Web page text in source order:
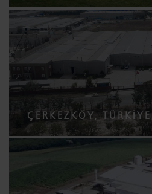
ÇERKEZKÖY, TÜRKIYE